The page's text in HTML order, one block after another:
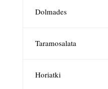
Dolmades
Taramosalata
Horiatki